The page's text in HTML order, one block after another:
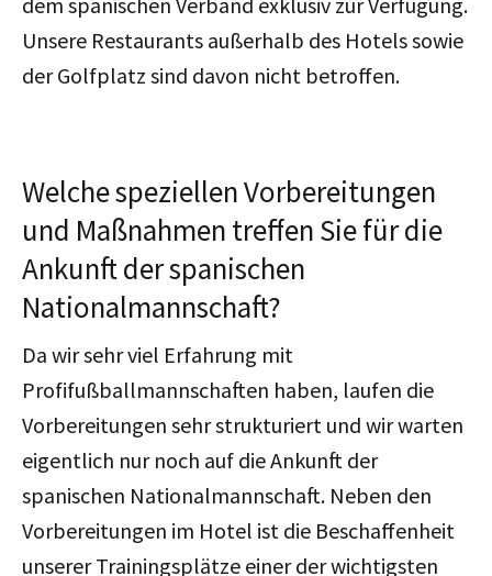
Unsere Restaurants außerhalb des Hotels sowie
der Golfplatz sind davon nicht betroffen.
Welche speziellen Vorbereitungen
und Maßnahmen treffen Sie für die
Ankunft der spanischen
Nationalmannschaft?
Da wir sehr viel Erfahrung mit
Profifußballmannschaften haben, laufen die
Vorbereitungen sehr strukturiert und wir warten
eigentlich nur noch auf die Ankunft der
spanischen Nationalmannschaft. Neben den
Vorbereitungen im Hotel ist die Beschaffenheit
unserer Trainingsplätze einer der wichtigsten